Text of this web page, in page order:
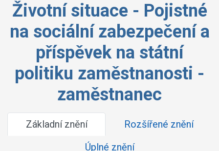
Životní situace - Pojistné
na sociální zabezpečení a
příspěvek na státní
politiku zaměstnanosti -
zaměstnanec
Základní znění
Rozšířené znění
Úplné znění